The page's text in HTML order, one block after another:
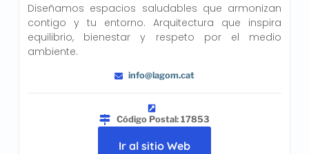
Diseñamos espacios saludables que armonizan
contigo y tu entorno. Arquitectura que inspira
equilibrio, bienestar y respeto por el medio
ambiente.
info@lagom.cat
Código Postal: 17853
Ir al sitio Web